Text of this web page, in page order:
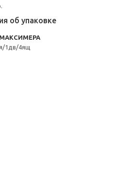
об упаковке
МАКСИМЕРА
1дв/4ящ